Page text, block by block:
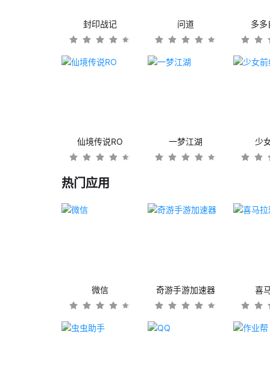
封印战记 问道 多多
仙境传说RO 一梦江湖 少
热门应用
微信 奇游手游加速器 喜